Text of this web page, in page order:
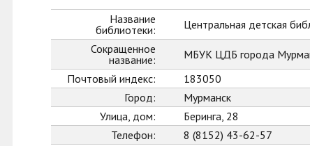
Название
библиотеки:
Центральная детская
Сокращенное
название:
МБУК ЦДБ города
Почтовый индекс:
183050
Город:
Мурманск
Улица, дом:
Беринга, 28
Телефон:
8 (8152) 43-62-57